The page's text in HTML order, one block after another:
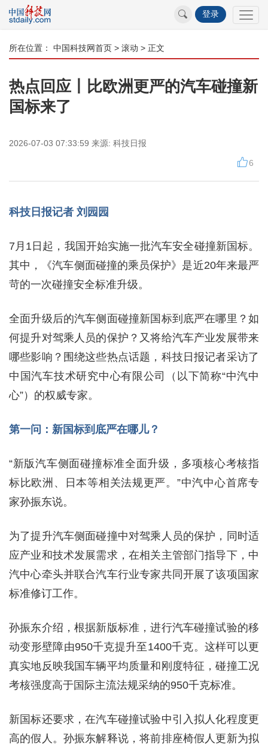
登录
所在位置： 中国科技网首页 > 滚动 > 正文
热点回应丨比欧洲更严的汽车碰撞新
国标来了
2026-07-03 07:33:59 来源: 科技日报
6
科技日报记者 刘园园
7月1日起，我国开始实施一批汽车安全碰撞新国标。
其中，《汽车侧面碰撞的乘员保护》是近20年来最严
苛的一次碰撞安全标准升级。
全面升级后的汽车侧面碰撞新国标到底严在哪里？如
何提升对驾乘人员的保护？又将给汽车产业发展带来
哪些影响？围绕这些热点话题，科技日报记者采访了
中国汽车技术研究中心有限公司（以下简称“中汽中
心”）的权威专家。
第一问：新国标到底严在哪儿？
“新版汽车侧面碰撞标准全面升级，多项核心考核指
标比欧洲、日本等相关法规更严。”中汽中心首席专
家孙振东说。
为了提升汽车侧面碰撞中对驾乘人员的保护，同时适
应产业和技术发展需求，在相关主管部门指导下，中
汽中心牵头并联合汽车行业专家共同开展了该项国家
标准修订工作。
孙振东介绍，根据新版标准，进行汽车碰撞试验的移
动变形壁障由950千克提升至1400千克。这样可以更
真实地反映我国车辆平均质量和刚度特征，碰撞工况
考核强度高于国际主流法规采纳的950千克标准。
新国标还要求，在汽车碰撞试验中引入拟人化程度更
高的假人。孙振东解释说，将前排座椅假人更新为拟